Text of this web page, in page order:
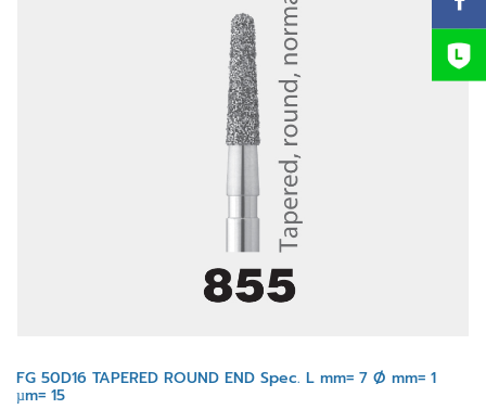
FG 50D16 TAPERED ROUND END Spec. L mm= 7 Ø mm= 1
µm= 15